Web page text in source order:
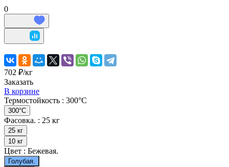
0
702 ₽/кг
Заказать
В корзине
Термостойкость : 300°С
300°С
Фасовка. : 25 кг
25 кг
10 кг
Цвет : Бежевая.
Голубая.